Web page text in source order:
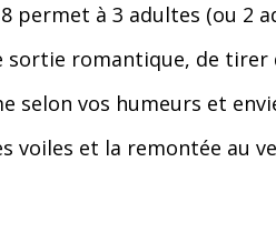
permet à 3 adultes (ou 2
sortie romantique, de
selon vos humeurs et
voiles et la remontée au